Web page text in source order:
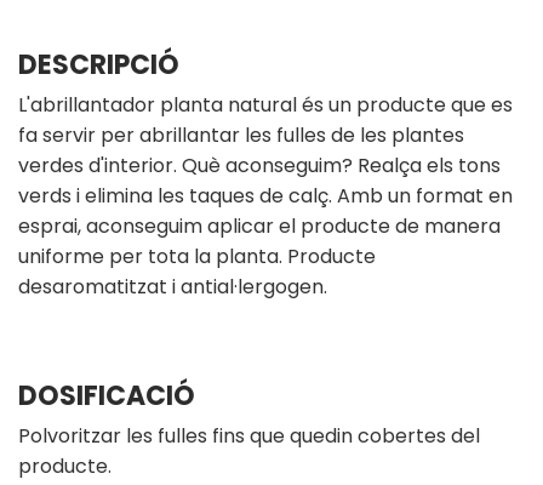
DESCRIPCIÓ
L'abrillantador planta natural és un producte que es
fa servir per abrillantar les fulles de les plantes
verdes d'interior. Què aconseguim? Realça els tons
verds i elimina les taques de calç. Amb un format en
esprai, aconseguim aplicar el producte de manera
uniforme per tota la planta. Producte
desaromatitzat i antial·lergogen.
DOSIFICACIÓ
Polvoritzar les fulles fins que quedin cobertes del
producte.